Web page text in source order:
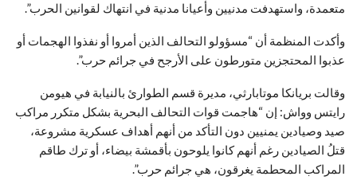
متعمدة، واستهدفت مدنيين وأعيانا مدنية في انتهاك لقوانين الحرب”.
وأكدت المنظمة أن “مسؤولو التحالف الذين أمروا أو نفذوا الهجمات أو
عذبوا المحتجزين متورطون على الأرجح في جرائم حرب”.
وقالت بريانكا موتابارثي، مديرة قسم الطوارئ بالنيابة في هيومن
رايتس وواش: إن “هاجمت قوات التحالف البحرية بشكل متكرر مراكب
صيد وصيادين يمنيين دون التأكد من أنهم أهداف عسكرية مشروعة،
قتلُ الصيادين رغم أنهم كانوا يلوحون بأقمشة بيضاء، أو ترك طاقم
المراكب المحطمة يغرقون، هي جرائم حرب”.